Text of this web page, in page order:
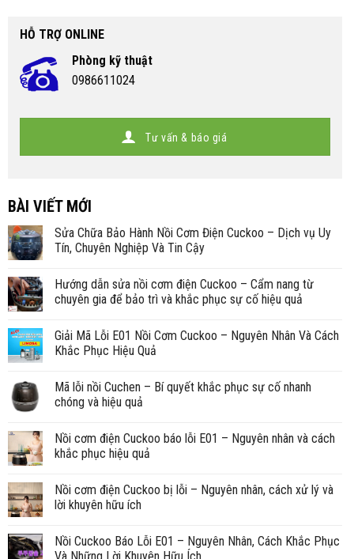
HỖ TRỢ ONLINE
Phòng kỹ thuật
0986611024
Tư vấn & báo giá
BÀI VIẾT MỚI
Sửa Chữa Bảo Hành Nồi Cơm Điện Cuckoo – Dịch vụ Uy
Tín, Chuyên Nghiệp Và Tin Cậy
Hướng dẫn sửa nồi cơm điện Cuckoo – Cẩm nang từ
chuyên gia để bảo trì và khắc phục sự cố hiệu quả
Giải Mã Lỗi E01 Nồi Cơm Cuckoo – Nguyên Nhân Và Cách
Khắc Phục Hiệu Quả
Mã lỗi nồi Cuchen – Bí quyết khắc phục sự cố nhanh
chóng và hiệu quả
Nồi cơm điện Cuckoo báo lỗi E01 – Nguyên nhân và cách
khắc phục hiệu quả
Nồi cơm điện Cuckoo bị lỗi – Nguyên nhân, cách xử lý và
lời khuyên hữu ích
Nồi Cuckoo Báo Lỗi E01 – Nguyên Nhân, Cách Khắc Phục